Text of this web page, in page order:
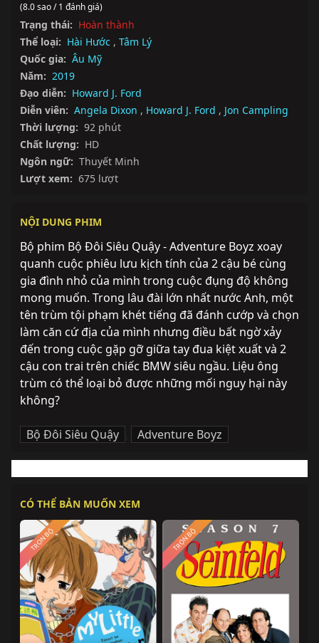
(8.0 sao / 1 đánh giá)
Trạng thái: Hoàn thành
Thể loại: Hài Hước , Tâm Lý
Quốc gia: Âu Mỹ
Năm: 2019
Đạo diễn: Howard J. Ford
Diễn viên: Angela Dixon , Howard J. Ford , Jon Campling
Thời lượng: 92 phút
Chất lượng: HD
Ngôn ngữ: Thuyết Minh
Lượt xem: 675 lượt
NỘI DUNG PHIM
Bộ phim Bộ Đôi Siêu Quậy - Adventure Boyz xoay
quanh cuộc phiêu lưu kịch tính của 2 cậu bé cùng
gia đình nhỏ của mình trong cuộc đụng độ không
mong muốn. Trong lâu đài lớn nhất nước Anh, một
tên trùm tội phạm khét tiếng đã đánh cướp và chọn
làm căn cứ địa của mình nhưng điều bất ngờ xảy
đến trong cuộc gặp gỡ giữa tay đua kiệt xuất và 2
cậu con trai trên chiếc BMW siêu ngầu. Liệu ông
trùm có thể loại bỏ được những mối nguy hại này
không?
Bộ Đôi Siêu Quậy , Adventure Boyz
CÓ THỂ BẢN MUỐN XEM
TRỌN BỘ TRỌN BỘ